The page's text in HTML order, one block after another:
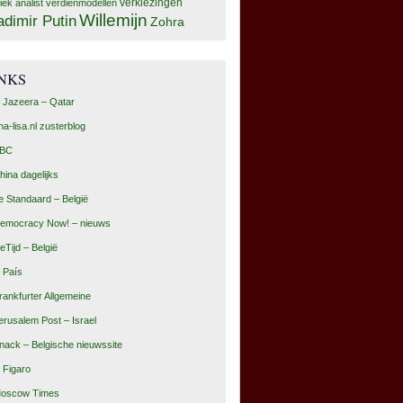
analist verdienmodellen verkiezingen
PutinWillemijn Zohra
Jazeera – Qatar
lisa.nl zusterblog
dagelijks
Standaard – België
Now! – nieuws
– België
País
Allgemeine
Post – Israel
– Belgische nieuwssite
Figaro
Times